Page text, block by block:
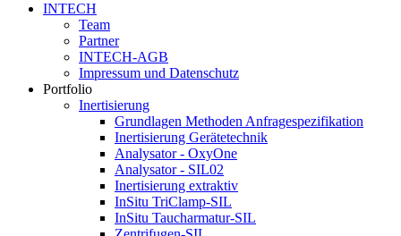
INTECH
Team
Partner
INTECH-AGB
Impressum und Datenschutz
Portfolio
Inertisierung
Grundlagen Methoden Anfragespezifikation
Inertisierung Gerätetechnik
Analysator - OxyOne
Analysator - SIL02
Inertisierung extraktiv
InSitu TriClamp-SIL
InSitu Taucharmatur-SIL